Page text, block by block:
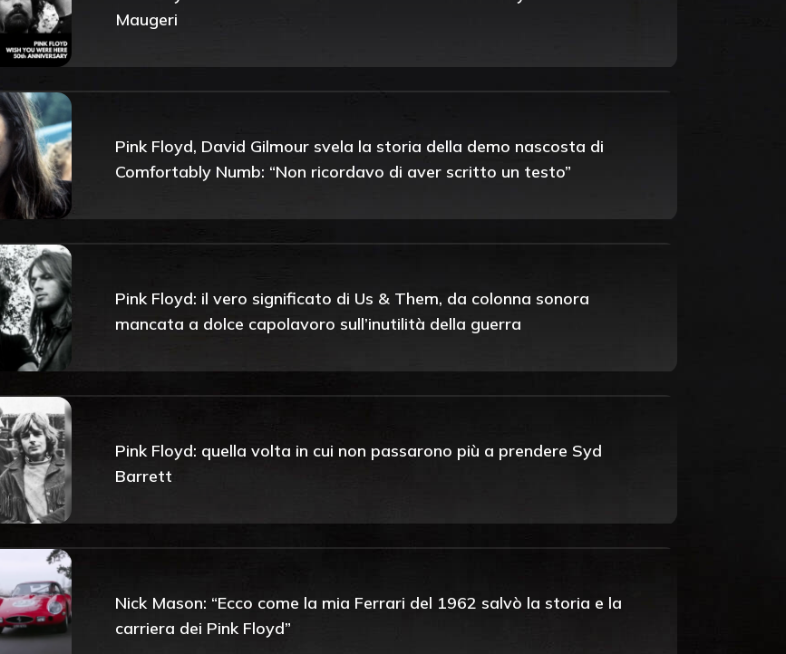
Maugeri
Pink Floyd, David Gilmour svela la storia della demo nascosta di
Comfortably Numb: “Non ricordavo di aver scritto un testo”
Pink Floyd: il vero significato di Us & Them, da colonna sonora
mancata a dolce capolavoro sull’inutilità della guerra
Pink Floyd: quella volta in cui non passarono più a prendere Syd
Barrett
Nick Mason: “Ecco come la mia Ferrari del 1962 salvò la storia e la
carriera dei Pink Floyd”